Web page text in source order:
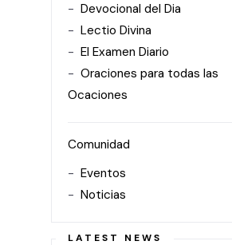
Devocional del Dia
Lectio Divina
El Examen Diario
Oraciones para todas las
Ocaciones
Comunidad
Eventos
Noticias
LATEST NEWS